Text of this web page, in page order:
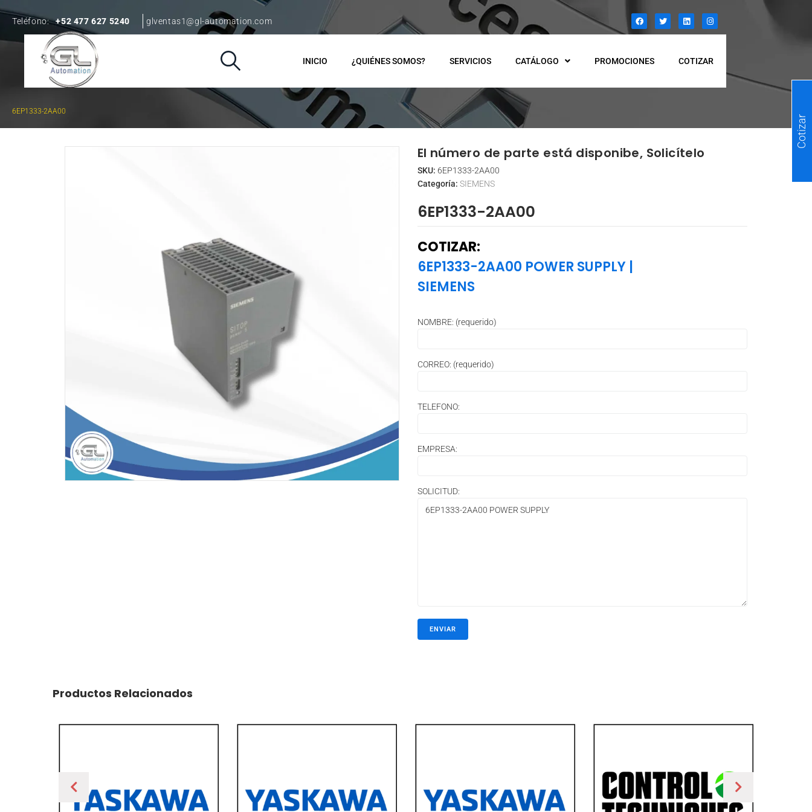
Teléfono: +52 477 627 5240 glventas1@gl-automation.com
INICIO ¿QUIÉNES SOMOS? SERVICIOS CATÁLOGO PROMOCIONES COTIZAR
6EP1333-2AA00
El número de parte está disponibe, Solicítelo
SKU: 6EP1333-2AA00
Categoría: SIEMENS
6EP1333-2AA00
COTIZAR:
6EP1333-2AA00 POWER SUPPLY|
SIEMENS
NOMBRE: (requerido)
CORREO: (requerido)
TELEFONO:
EMPRESA:
SOLICITUD:
Productos Relacionados
Cotizar